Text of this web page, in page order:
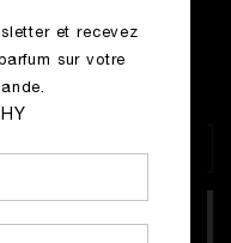
et recevez
sur votre